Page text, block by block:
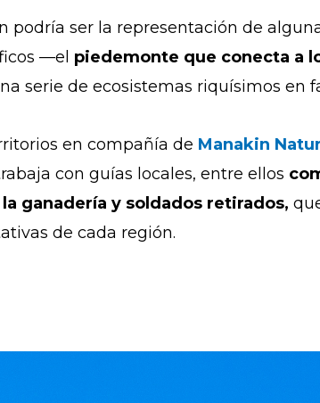
ser la representación de
—el piedemonte que conecta a
serie de ecosistemas riquísimos en
en compañía de Manakin
con guías locales, entre ellos
la ganadería y soldados retirados,
de cada región.